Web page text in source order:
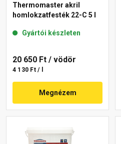
Thermomaster akril
homlokzatfesték 22-C 5 l
Gyártói készleten
20 650 Ft / vödör
4 130 Ft / l
Megnézem